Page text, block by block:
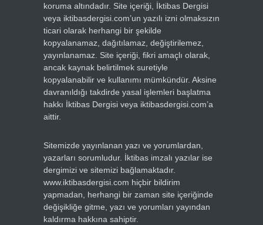
koruma altındadır. Site içeriği, İktibas Dergisi
veya iktibasdergisi.com’un yazılı izni olmaksızın
ticari olarak herhangi bir şekilde
kopyalanamaz, dağıtılamaz, değiştirilemez,
yayınlanamaz. Site içeriği, fikri amaçlı olarak,
ancak kaynak belirtilmek suretiyle
kopyalanabilir ve kullanımı mümkündür. Aksine
davranıldığı takdirde yasal işlemleri başlatma
hakkı İktibas Dergisi veya iktibasdergisi.com’a
aittir.
Sitemizde yayınlanan yazı ve yorumlardan,
yazarları sorumludur. İktibas imzalı yazılar ise
dergimizi ve sitemizi bağlamaktadır.
www.iktibasdergisi.com hiçbir bildirim
yapmadan, herhangi bir zaman site içeriğinde
değişikliğe gitme, yazı ve yorumları yayından
kaldırma hakkına sahiptir.